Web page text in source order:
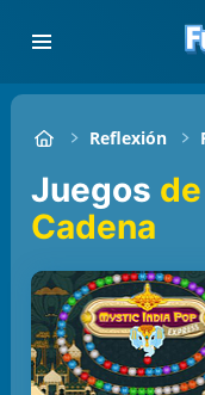
Reflexión
Juegos
Cadena